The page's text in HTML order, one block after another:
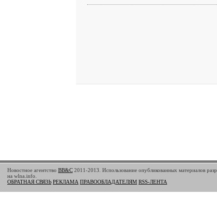
Новостное агентство BB&C 2011-2013. Использование опубликованных материалов
на wlna.info.
ОБРАТНАЯ СВЯЗЬ РЕКЛАМА ПРАВООБЛАДАТЕЛЯМ RSS-ЛЕНТА